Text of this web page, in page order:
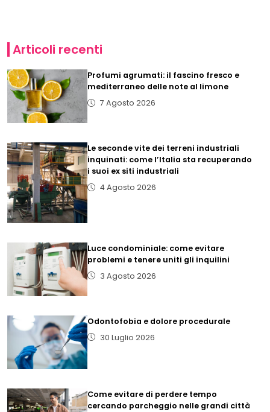
Articoli recenti
Profumi agrumati: il fascino fresco e
mediterraneo delle note al limone
7 Agosto 2026
Le seconde vite dei terreni industriali
inquinati: come l’Italia sta recuperando
i suoi ex siti industriali
4 Agosto 2026
Luce condominiale: come evitare
problemi e tenere uniti gli inquilini
3 Agosto 2026
Odontofobia e dolore procedurale
30 Luglio 2026
Come evitare di perdere tempo
cercando parcheggio nelle grandi città